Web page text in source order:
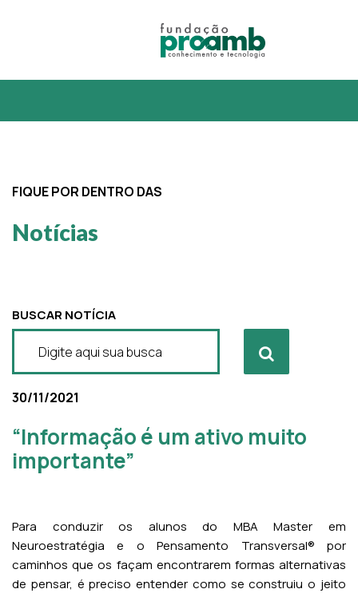
FIQUE POR DENTRO DAS
Notícias
BUSCAR NOTÍCIA
30/11/2021
“Informação é um ativo muito
importante”
Para conduzir os alunos do MBA Master em
Neuroestratégia e o Pensamento Transversal® por
caminhos que os façam encontrarem formas alternativas
de pensar, é preciso entender como se construiu o jeito